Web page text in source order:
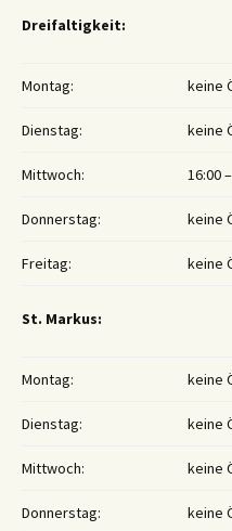
Dreifaltigkeit:
Montag: keine
Dienstag: keine
Mittwoch: 16:00
Donnerstag: keine
Freitag: keine
St. Markus:
Montag: keine
Dienstag: keine
Mittwoch: keine
Donnerstag: keine